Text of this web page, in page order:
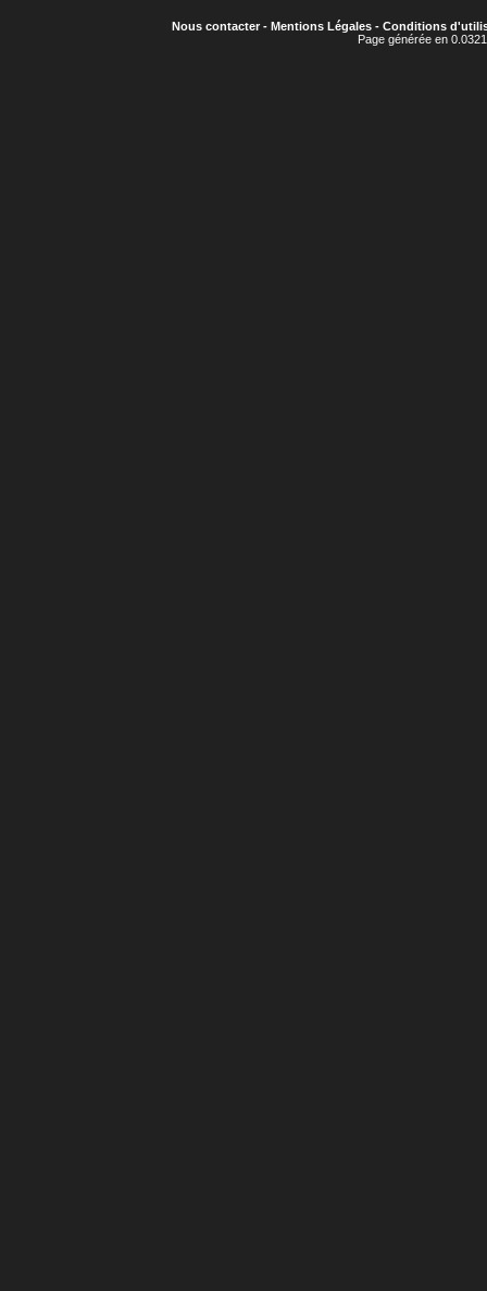
Nous contacter- Mentions Légales- Conditions
Page générée en